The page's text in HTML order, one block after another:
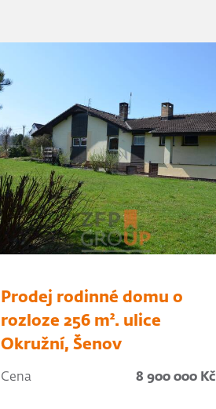
Prodej rodinné domu o
rozloze 256 m². ulice
Okružní, Šenov
Cena 8 900 000 Kč